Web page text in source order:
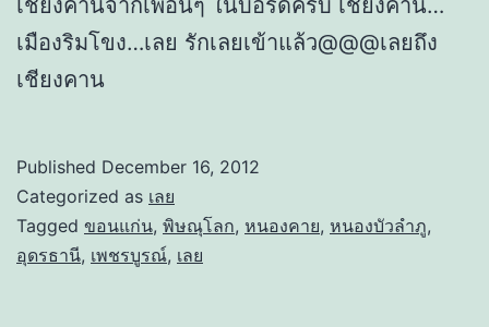
เชียงคานจากเพื่อนๆ ในบอร์ดครับ เชียงคาน…
เมืองริมโขง…เลย รักเลยเข้าแล้ว@@@เลยถึง
เชียงคาน
Published December 16, 2012
Categorized as เลย
Tagged ขอนแก่น, พิษณุโลก, หนองคาย, หนองบัวลำภู,
อุดรธานี, เพชรบูรณ์, เลย